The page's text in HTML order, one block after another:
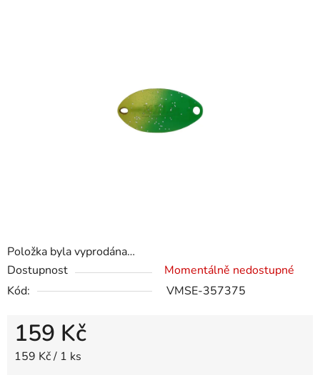
Položka byla vyprodána…
Dostupnost
Momentálně nedostupné
Kód:
VMSE-357375
159 Kč
Měrná cena:
159 Kč / 1 ks